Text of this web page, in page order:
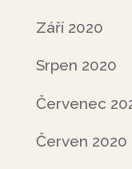
Září 2020
Srpen 2020
Červenec
Červen 2020